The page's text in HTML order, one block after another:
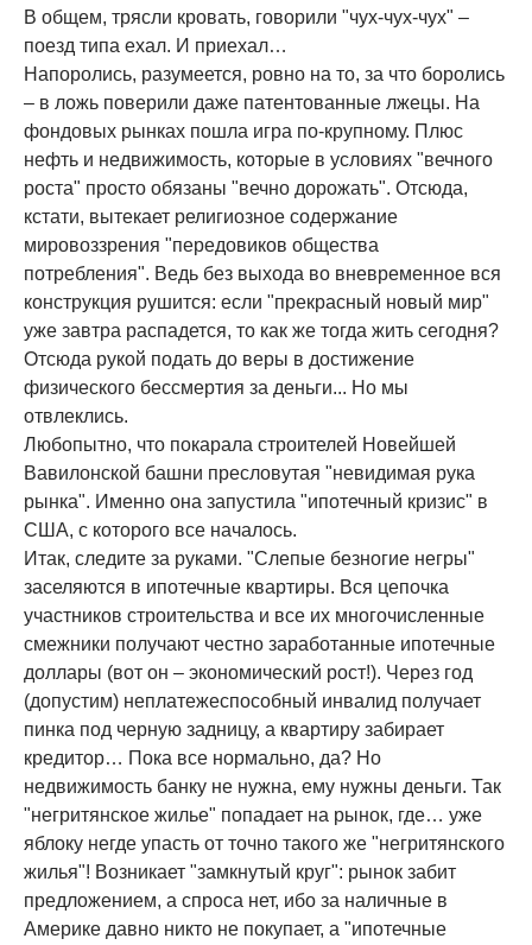
В общем, трясли кровать, говорили "чух-чух-чух" –
поезд типа ехал. И приехал…
Напоролись, разумеется, ровно на то, за что боролись
– в ложь поверили даже патентованные лжецы. На
фондовых рынках пошла игра по-крупному. Плюс
нефть и недвижимость, которые в условиях "вечного
роста" просто обязаны "вечно дорожать". Отсюда,
кстати, вытекает религиозное содержание
мировоззрения "передовиков общества
потребления". Ведь без выхода во вневременное вся
конструкция рушится: если "прекрасный новый мир"
уже завтра распадется, то как же тогда жить сегодня?
Отсюда рукой подать до веры в достижение
физического бессмертия за деньги... Но мы
отвлеклись.
Любопытно, что покарала строителей Новейшей
Вавилонской башни пресловутая "невидимая рука
рынка". Именно она запустила "ипотечный кризис" в
США, с которого все началось.
Итак, следите за руками. "Слепые безногие негры"
заселяются в ипотечные квартиры. Вся цепочка
участников строительства и все их многочисленные
смежники получают честно заработанные ипотечные
доллары (вот он – экономический рост!). Через год
(допустим) неплатежеспособный инвалид получает
пинка под черную задницу, а квартиру забирает
кредитор… Пока все нормально, да? Но
недвижимость банку не нужна, ему нужны деньги. Так
"негритянское жилье" попадает на рынок, где… уже
яблоку негде упасть от точно такого же "негритянского
жилья"! Возникает "замкнутый круг": рынок забит
предложением, а спроса нет, ибо за наличные в
Америке давно никто не покупает, а "ипотечные